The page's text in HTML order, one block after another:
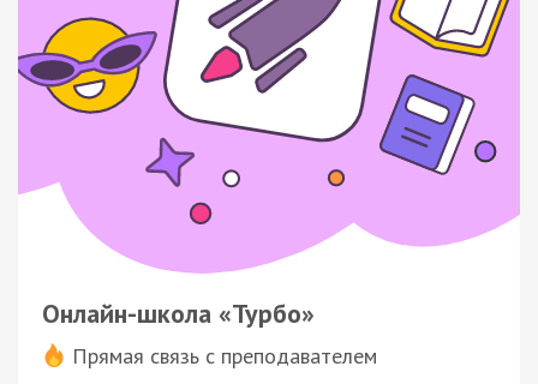
Онлайн-школа «Турбо»
Прямая связь с преподавателем